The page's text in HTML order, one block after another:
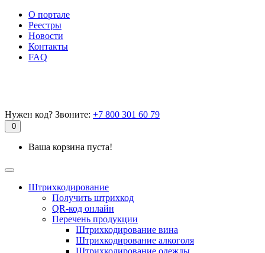
О портале
Реестры
Новости
Контакты
FAQ
Нужен код? Звоните: +7 800 301 60 79
0
Ваша корзина пуста!
Штрихкодирование
Получить штрихкод
QR-код онлайн
Перечень продукции
Штрихкодирование вина
Штрихкодирование алкоголя
Штрихкодирование одежды